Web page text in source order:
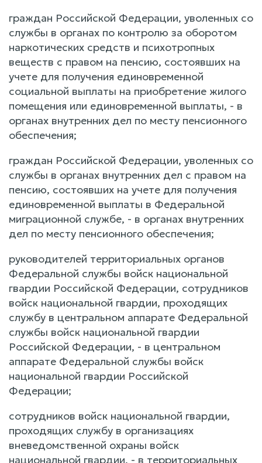
граждан Российской Федерации, уволенных со
службы в органах по контролю за оборотом
наркотических средств и психотропных
веществ с правом на пенсию, состоявших на
учете для получения единовременной
социальной выплаты на приобретение жилого
помещения или единовременной выплаты, - в
органах внутренних дел по месту пенсионного
обеспечения;
граждан Российской Федерации, уволенных со
службы в органах внутренних дел с правом на
пенсию, состоявших на учете для получения
единовременной выплаты в Федеральной
миграционной службе, - в органах внутренних
дел по месту пенсионного обеспечения;
руководителей территориальных органов
Федеральной службы войск национальной
гвардии Российской Федерации, сотрудников
войск национальной гвардии, проходящих
службу в центральном аппарате Федеральной
службы войск национальной гвардии
Российской Федерации, - в центральном
аппарате Федеральной службы войск
национальной гвардии Российской
Федерации;
сотрудников войск национальной гвардии,
проходящих службу в организациях
вневедомственной охраны войск
национальной гвардии, - в территориальных